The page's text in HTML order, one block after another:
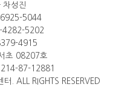
차성진
5044
4282-5202
4915
초 08207호
214-87-12881
. ALL RIGHTS RESERVED